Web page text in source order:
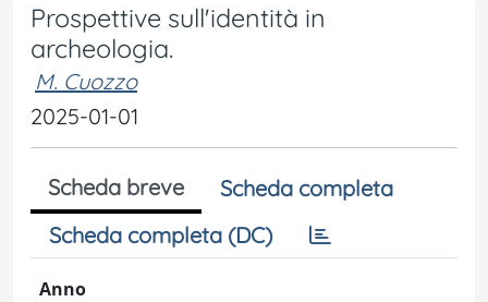
Prospettive sull'identità in
archeologia.
M. Cuozzo
2025-01-01
Scheda breve
Scheda completa
Scheda completa (DC)
Anno